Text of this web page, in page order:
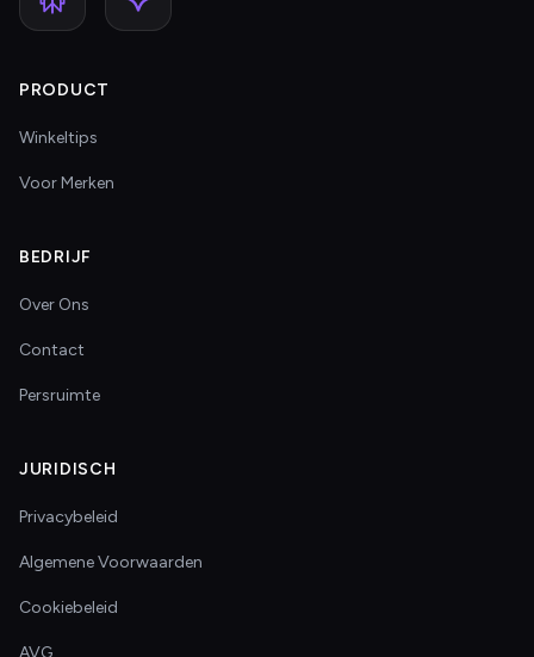
PRODUCT
Winkeltips
Voor Merken
BEDRIJF
Over Ons
Contact
Persruimte
JURIDISCH
Privacybeleid
Algemene Voorwaarden
Cookiebeleid
AVG